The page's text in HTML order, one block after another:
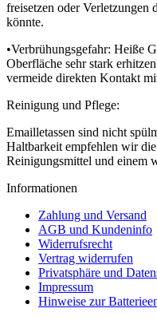
freisetzen oder Verletzungen
könnte.
•Verbrühungsgefahr: Heiße
Oberfläche sehr stark
vermeide direkten Kontakt
Reinigung und Pflege:
Emailletassen sind nicht
Haltbarkeit empfehlen wir
Reinigungsmittel und einem
Informationen
Zahlung und Versand
AGB und Kundeninfo
Widerrufsrecht
Vertrag widerrufen
Privatsphäre und
Impressum
Hinweise zur